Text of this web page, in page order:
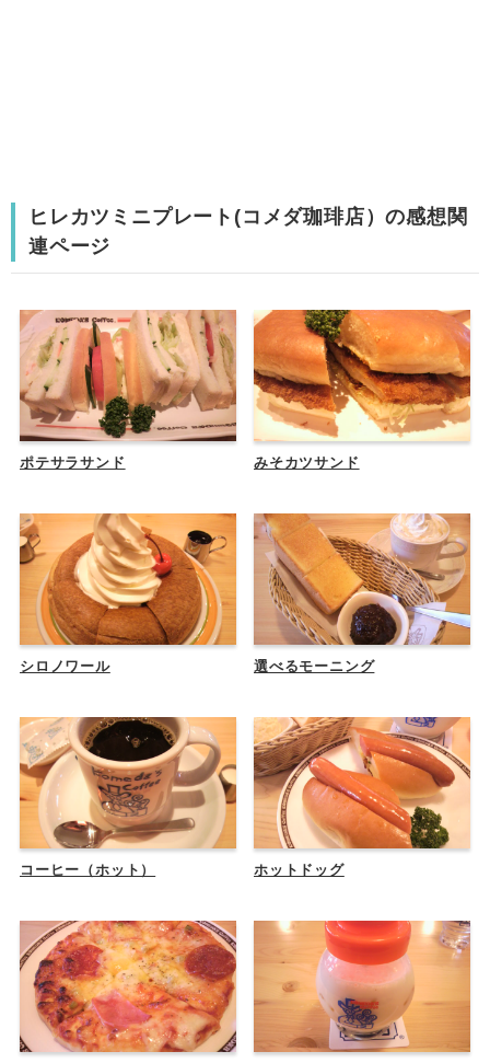
ヒレカツミニプレート(コメダ珈琲店）の感想関
連ページ
ポテサラサンド みそカツサンド
シロノワール 選べるモーニング
コーヒー（ホット） ホットドッグ